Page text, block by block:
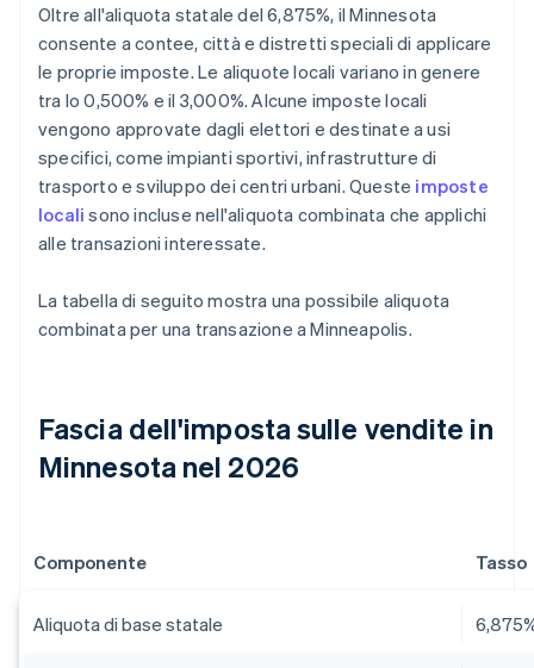
Oltre all'aliquota statale del 6,875%, il Minnesota
consente a contee, città e distretti speciali di applicare
le proprie imposte. Le aliquote locali variano in genere
tra lo 0,500% e il 3,000%. Alcune imposte locali
vengono approvate dagli elettori e destinate a usi
specifici, come impianti sportivi, infrastrutture di
trasporto e sviluppo dei centri urbani. Queste imposte
locali sono incluse nell'aliquota combinata che applichi
alle transazioni interessate.
La tabella di seguito mostra una possibile aliquota
combinata per una transazione a Minneapolis.
Fascia dell'imposta sulle vendite in
Minnesota nel 2026
Componente Tasso
Aliquota di base statale